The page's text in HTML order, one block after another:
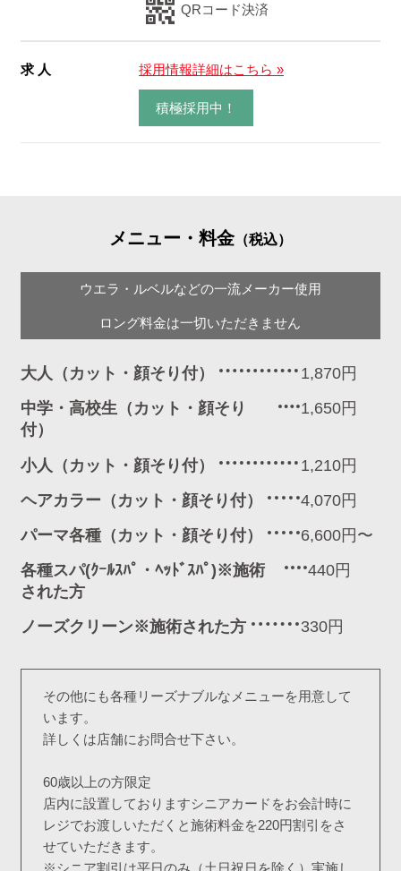
QRコード決済
求 人 採用情報詳細はこちら »
積極採用中！
メニュー・料金（税込）
ウエラ・ルベルなどの一流メーカー使用
ロング料金は一切いただきません
大人（カット・顔そり付）
1,870円
中学・高校生（カット・顔そり
付）
1,650円
小人（カット・顔そり付）
1,210円
ヘアカラー（カット・顔そり付）
4,070円
パーマ各種（カット・顔そり付）
6,600円〜
各種スパ(ｸｰﾙｽﾊﾟ・ﾍｯﾄﾞｽﾊﾟ)※施術
された方
440円
ノーズクリーン※施術された方 330円
その他にも各種リーズナブルなメニューを用意して
います。
詳しくは店舗にお問合せ下さい。
60歳以上の方限定
店内に設置しておりますシニアカードをお会計時に
レジでお渡しいただくと施術料金を220円割引をさ
せていただきます。
※シニア割引は平日のみ（土日祝日を除く）実施し